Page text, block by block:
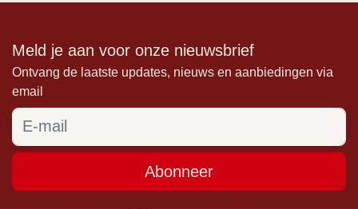
Meld je aan voor onze nieuwsbrief
Ontvang de laatste updates, nieuws en aanbiedingen via
email
Abonneer